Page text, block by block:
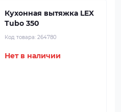
Кухонная вытяжка LEX
Tubo 350
Код товара: 264780
Нет в наличии